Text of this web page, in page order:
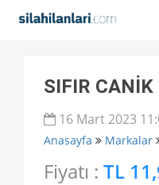
SIFIR CANİK
16 Mart 2023
Anasayfa Markalar
Fiyatı : TL